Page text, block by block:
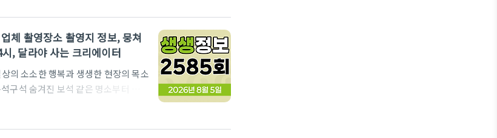
워 줄 강원 평창의 싱그러운 여름두
다. 고향의 향수를 불러일으키고 건
금부터 상..
체 촬영장소 촬영지 정보, 뭉쳐
, 달라야 사는 크리에이터
의 소소한 행복과 생생한 현장의 목소
구석 숨겨진 보석 같은 명소부터 입맛
한 정보를 전달하고 웃음과 위로를